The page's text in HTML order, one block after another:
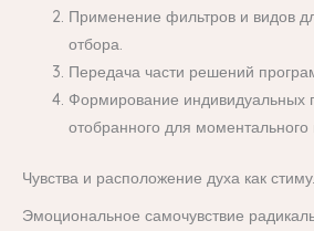
Применение фильтров и видов
отбора.
Передача части решений
Формирование индивидуальных
отобранного для моментального
Чувства и расположение духа как
Эмоциональное самочувствие